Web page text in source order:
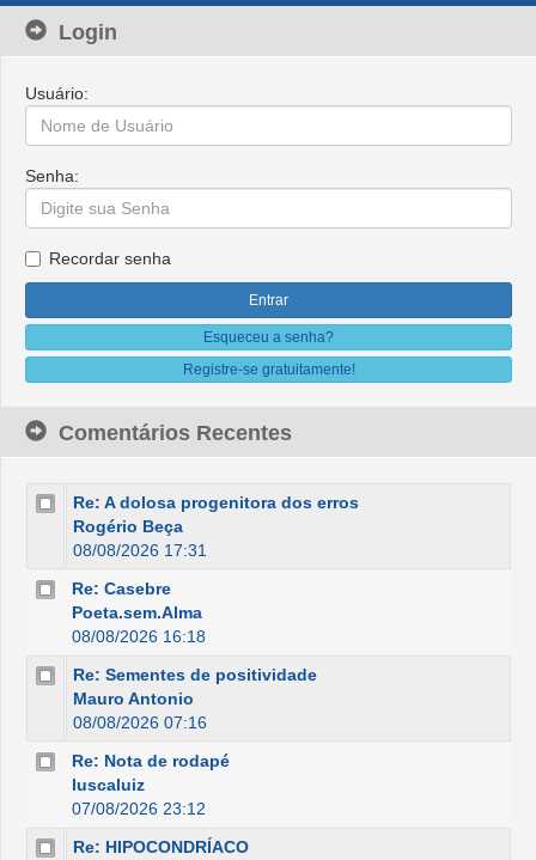
Login
Usuário:
Senha:
Recordar senha
Esqueceu a senha?
Registre-se gratuitamente!
Comentários Recentes
Re: A dolosa progenitora dos erros
Rogério Beça
08/08/2026 17:31
Re: Casebre
Poeta.sem.Alma
08/08/2026 16:18
Re: Sementes de positividade
Mauro Antonio
08/08/2026 07:16
Re: Nota de rodapé
luscaluiz
07/08/2026 23:12
Re: HIPOCONDRÍACO